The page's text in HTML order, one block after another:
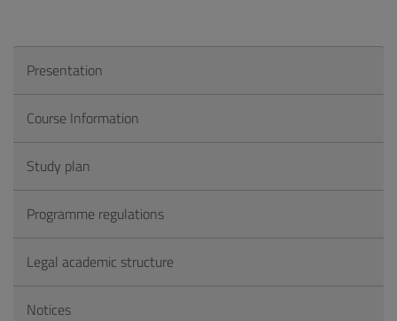
Presentation
Course Information
Study plan
Programme regulations
Legal academic structure
Notices